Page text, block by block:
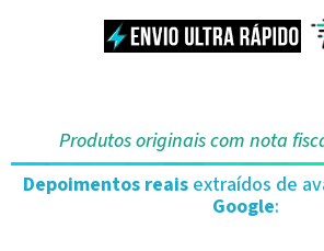
Produtos originais com nota
Depoimentos reaisextraídos de
Google: